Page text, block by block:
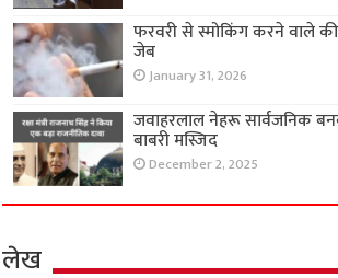
फरवरी से स्मोकिंग करने वाले
जेब
January 31, 2026
जवाहरलाल नेहरू सार्वजनिक
बाबरी मस्जिद
December 2, 2025
लेख